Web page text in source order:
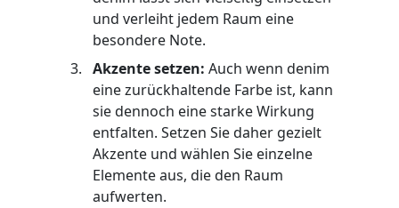
und verleiht jedem Raum eine
besondere Note.
Akzente setzen: Auch wenn denim
eine zurückhaltende Farbe ist, kann
sie dennoch eine starke Wirkung
entfalten. Setzen Sie daher gezielt
Akzente und wählen Sie einzelne
Elemente aus, die den Raum
aufwerten.